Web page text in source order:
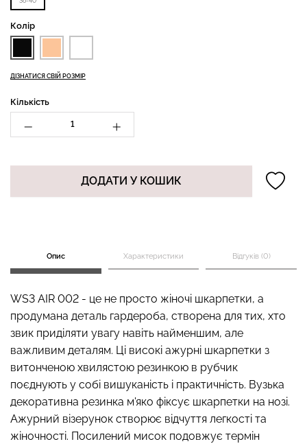
Колір
ДІЗНАТИСЯ СВІЙ РОЗМІР
Кількість
ДОДАТИ У КОШИК
Опис Характеристики Відгуків (0)
WS3 AIR 002 - це не просто жіночі шкарпетки, а
продумана деталь гардероба, створена для тих, хто
звик приділяти увагу навіть найменшим, але
важливим деталям. Ці високі ажурні шкарпетки з
витонченою хвилястою резинкою в рубчик
поєднують у собі вишуканість і практичність. Вузька
декоративна резинка м'яко фіксує шкарпетки на нозі.
Ажурний візерунок створює відчуття легкості та
жіночності. Посилений мисок подовжує термін
Безшовний топ з легкою
корекцією BRA
Топ на бретелях в рубчик
CAMI TOP RIB black
(чорний) Giulia